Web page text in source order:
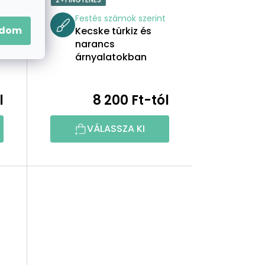
Festés számok szerint
Kecske türkiz és
narancs
árnyalatokban
8 200 Ft-tól
VÁLASSZA KI